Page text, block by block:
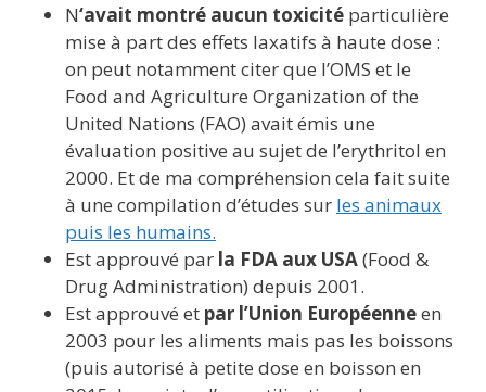
N‘avait montré aucun toxicité particulière
mise à part des effets laxatifs à haute dose :
on peut notamment citer que l’OMS et le
Food and Agriculture Organization of the
United Nations (FAO) avait émis une
évaluation positive au sujet de l’erythritol en
2000. Et de ma compréhension cela fait suite
à une compilation d’études sur les animaux
puis les humains.
Est approuvé par la FDA aux USA(Food &
Drug Administration) depuis 2001.
Est approuvé et par l’Union Européenneen
2003 pour les aliments mais pas les boissons
(puis autorisé à petite dose en boisson en